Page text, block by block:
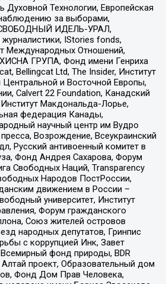
Духовной Технологии, Европейская
за выборами,
СВОБОДНЫЙ ИДЕЛЬ-УРАЛ,
IStories fonds,
Международных Отношений,
ГРУПА, Фонд имени Генриха
Bellingcat Ltd, The Insider, Институт
и Восточной Европы,
Calvert 22 Foundation, Канадский
Институт Макдональда-Лорье,
федерация Канады,
научный центр им Вудро
Возрождение, Всеукраинский
Русский антивоенный комитет в
Фонд Андрея Сахарова, Форум
Свободных Наций, Transparеncy
Народов ПостРоссии,
движением в России –
университет, Институт
Форум гражданского
Союз жителей островов
народных депутатов, Гринпис
с коррупцией Инк, Завет
Всемирный фонд природы, BDR
проект, Образовательный дом
Фонд Дом Прав Человека,